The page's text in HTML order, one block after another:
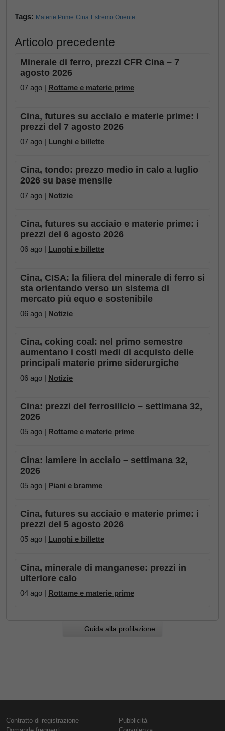
Tags: Materie Prime Cina Estremo Oriente
Articolo precedente
Minerale di ferro, prezzi CFR Cina – 7
agosto 2026
07 ago | Rottame e materie prime
Cina, futures su acciaio e materie prime: i
prezzi del 7 agosto 2026
07 ago | Lunghi e billette
Cina, tondo: prezzo medio in calo a luglio
2026 su base mensile
07 ago | Notizie
Cina, futures su acciaio e materie prime: i
prezzi del 6 agosto 2026
06 ago | Lunghi e billette
Cina, CISA: la filiera del minerale di ferro si
sta orientando verso un sistema di
mercato più equo e sostenibile
06 ago | Notizie
Cina, coking coal: nel primo semestre
aumentano i costi medi di acquisto delle
principali materie prime siderurgiche
06 ago | Notizie
Cina: prezzi del ferrosilicio – settimana 32,
2026
05 ago | Rottame e materie prime
Cina: lamiere in acciaio – settimana 32,
2026
05 ago | Piani e bramme
Cina, futures su acciaio e materie prime: i
prezzi del 5 agosto 2026
05 ago | Lunghi e billette
Cina, minerale di manganese: prezzi in
ulteriore calo
04 ago | Rottame e materie prime
Guida alla profilazione
Contratto di registrazione
Pubblicità